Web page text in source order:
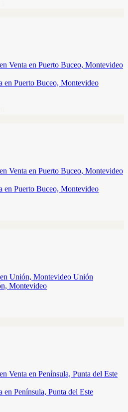
en Puerto Buceo, Montevideo
en Puerto Buceo, Montevideo
Montevideo
en Península, Punta del Este